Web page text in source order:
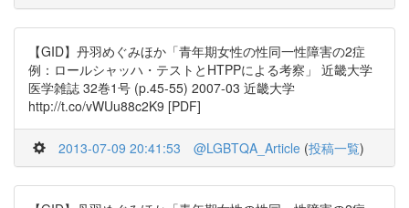
【GID】丹羽めぐみほか「青年期女性の性同一性障害の2症
例：ロールシャッハ・テストとHTPPによる考察」 近畿大学
医学雑誌 32巻1号 (p.45-55) 2007-03 近畿大学
http://t.co/vWUu88c2K9 [PDF]
2013-07-09 20:41:53 @LGBTQA_Article (投稿一覧)